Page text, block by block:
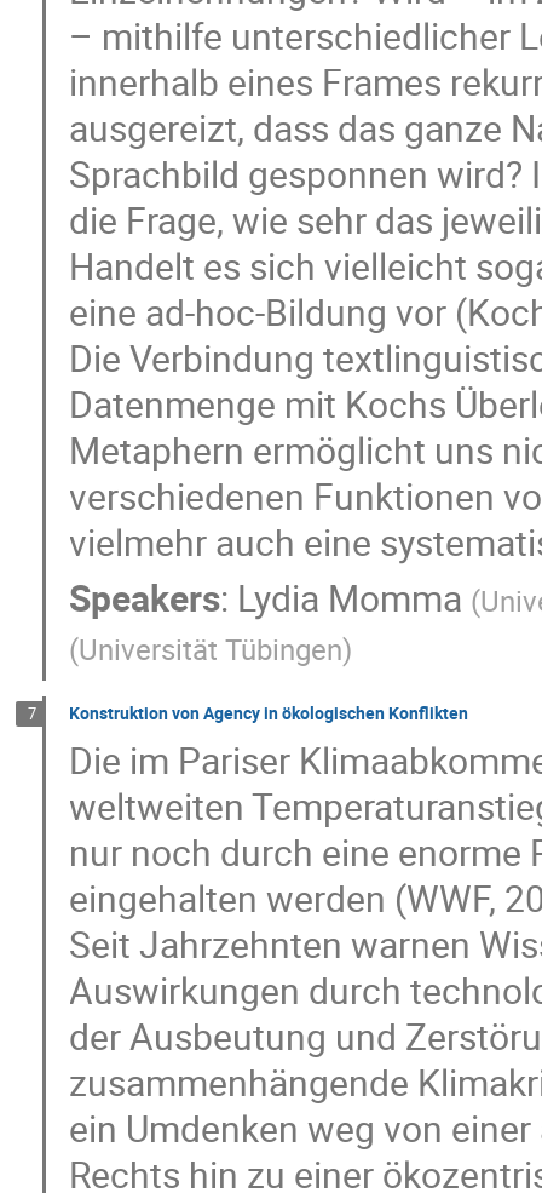
– mithilfe unterschiedlicher
innerhalb eines Frames
ausgereizt, dass das ganze
Sprachbild gesponnen
die Frage, wie sehr das
Handelt es sich vielleicht
eine ad-hoc-Bildung vor
Die Verbindung
Datenmenge mit Kochs
Metaphern ermöglicht uns
verschiedenen Funktionen
vielmehr auch eine
Speakers: Lydia Momma (
(Universität Tübingen)
7 Konstruktion von Agency in ökologischen Konflikten
Die im Pariser
weltweiten
nur noch durch eine enorme
eingehalten werden (WWF,
Seit Jahrzehnten warnen
Auswirkungen durch
der Ausbeutung und
zusammenhängende
ein Umdenken weg von
Rechts hin zu einer